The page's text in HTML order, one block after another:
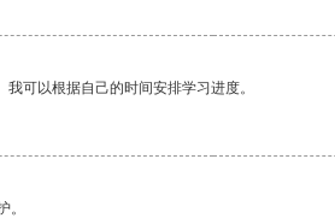
可以根据自己的时间安排学习进度。
。